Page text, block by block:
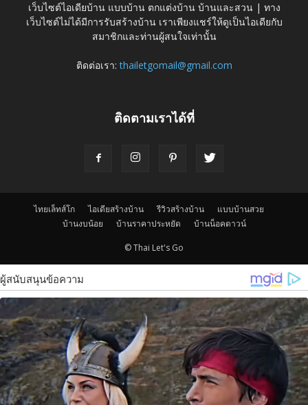
เว็บไซต์ไอเดียบ้าน แบบบ้าน ตกแต่งบ้าน บ้านและสวน | ทาง
เว็บไซต์ไม่ได้มีการรับสร้างบ้าน เราเพียงแชร์ให้ดูเป็นไอเดียกับ
สมาชิกและท่านผู้สนใจเท่านั้น
ติดต่อเรา:thailetgomail@gmail.com
ติดตามเราได้ที่
ไทยเล็ทส์โก ไอเดียสร้างบ้าน รีวิวสร้างบ้าน
แบบบ้านสวย
บ้านงบน้อย
บ้านราคาประหยัด บ้านน็อคดาวน์
© Thai Let's Go